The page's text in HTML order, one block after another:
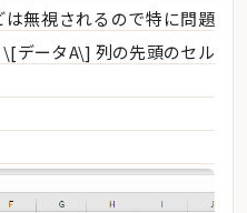
無視されるので特に問題
データA\] 列の先頭のセル